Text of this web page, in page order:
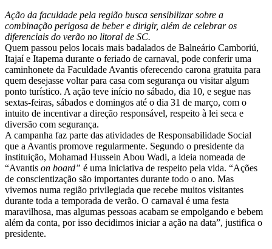
Ação da faculdade pela região busca sensibilizar sobre a
combinação perigosa de beber e dirigir, além de celebrar os
diferenciais do verão no litoral de SC.
Quem passou pelos locais mais badalados de Balneário Camboriú,
Itajaí e Itapema durante o feriado de carnaval, pode conferir uma
caminhonete da Faculdade Avantis oferecendo carona gratuita para
quem desejasse voltar para casa com segurança ou visitar algum
ponto turístico. A ação teve início no sábado, dia 10, e segue nas
sextas-feiras, sábados e domingos até o dia 31 de março, com o
intuito de incentivar a direção responsável, respeito à lei seca e
diversão com segurança.
A campanha faz parte das atividades de Responsabilidade Social
que a Avantis promove regularmente. Segundo o presidente da
instituição, Mohamad Hussein Abou Wadi, a ideia nomeada de
“Avantis on board” é uma iniciativa de respeito pela vida. “Ações
de conscientização são importantes durante todo o ano. Mas
vivemos numa região privilegiada que recebe muitos visitantes
durante toda a temporada de verão. O carnaval é uma festa
maravilhosa, mas algumas pessoas acabam se empolgando e bebem
além da conta, por isso decidimos iniciar a ação na data”, justifica o
presidente.